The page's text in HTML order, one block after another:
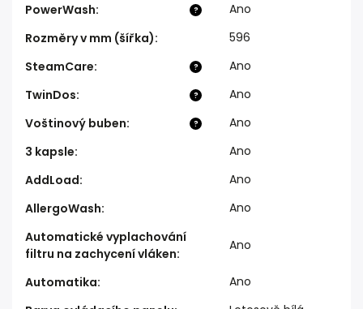
?
PowerWash:
Ano
Rozměry v mm (šířka): 596
?
SteamCare: Ano
?
TwinDos: Ano
?
Voštinový buben:
Ano
3 kapsle:
Ano
AddLoad:
Ano
AllergoWash:
Ano
Automatické vyplachování
filtru na zachycení vláken:
Ano
Automatika:
Ano